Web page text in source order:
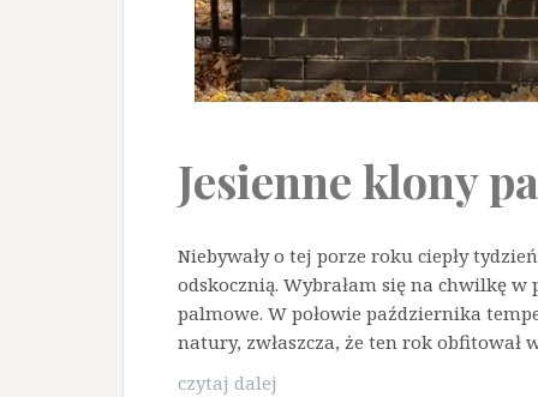
Jesienne klony
Niebywały o tej porze roku ciepły
odskocznią. Wybrałam się na chwilkę
palmowe. W połowie października
natury, zwłaszcza, że ten rok obfitował
czytaj dalej